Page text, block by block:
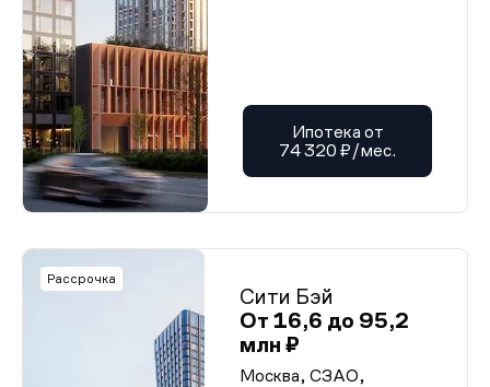
Ипотека от
74 320 ₽/мес.
Рассрочка
Сити Бэй
От 16,6 до 95,2
млн ₽
Москва, СЗАО,